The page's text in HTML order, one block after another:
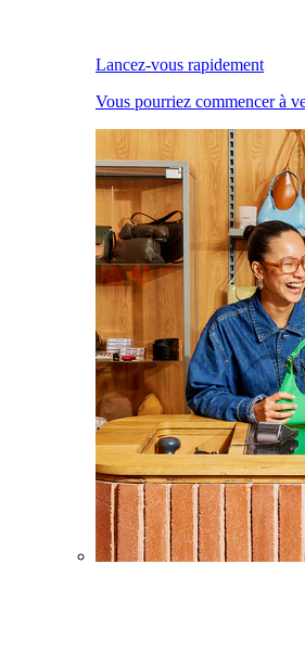
Lancez-vous rapidement
Vous pourriez commencer à